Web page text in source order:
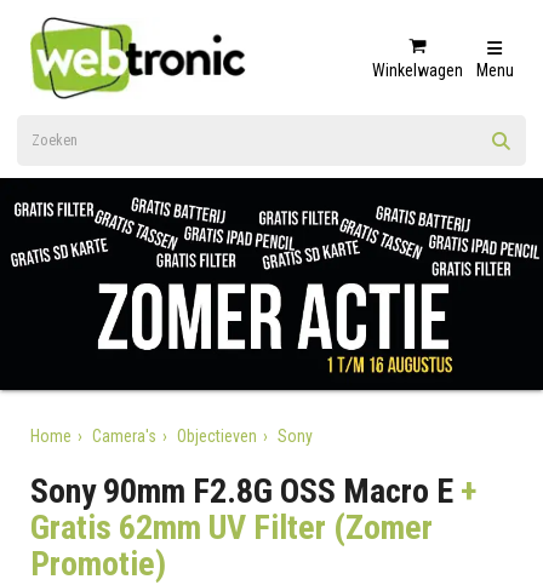
Winkelwagen Menu
Home Camera's Objectieven Sony
Sony 90mm F2.8G OSS Macro E+
Gratis 62mm UV Filter (Zomer
Promotie)